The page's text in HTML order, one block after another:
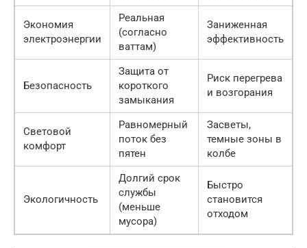
Экономия
электроэнергии
Реальная
(согласно
ваттам)
Заниженная
эффективность
Безопасность
Защита от
короткого
замыкания
Риск перегрева
и возгорания
Световой
комфорт
Равномерный
поток без
пятен
Засветы,
темные зоны в
колбе
Экологичность
Долгий срок
службы
(меньше
мусора)
Быстро
становится
отходом